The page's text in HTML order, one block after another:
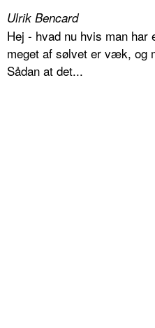
Ulrik Bencard
Hej - hvad nu hvis man har
meget af sølvet er væk, og
Sådan at det...